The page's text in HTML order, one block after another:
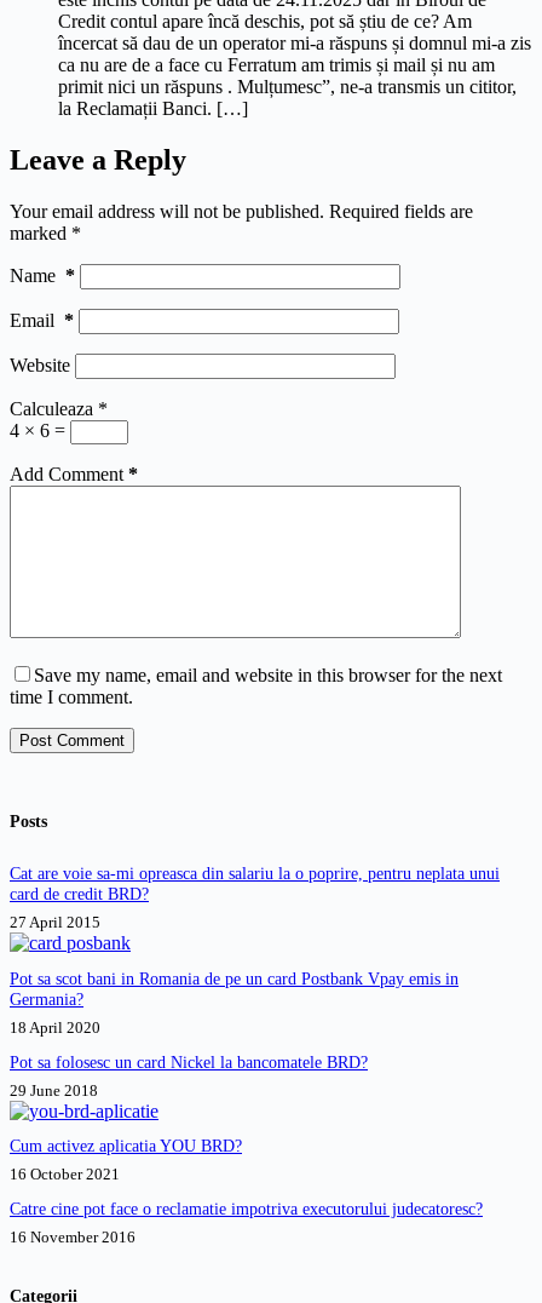
Credit contul apare încă deschis, pot să știu de ce? Am
încercat să dau de un operator mi-a răspuns și domnul mi-a zis
ca nu are de a face cu Ferratum am trimis și mail și nu am
primit nici un răspuns . Mulțumesc”, ne-a transmis un cititor,
la Reclamații Banci. […]
Leave a Reply
Your email address will not be published. Required fields are
marked *
Name *
Email *
Website
Calculeaza *
4 × 6 =
Add Comment *
Save my name, email and website in this browser for the next
time I comment.
Post Comment
Posts
Cat are voie sa-mi opreasca din salariu la o poprire, pentru neplata unui
card de credit BRD?
27 April 2015
Pot sa scot bani in Romania de pe un card Postbank Vpay emis in
Germania?
18 April 2020
Pot sa folosesc un card Nickel la bancomatele BRD?
29 June 2018
Cum activez aplicatia YOU BRD?
16 October 2021
Catre cine pot face o reclamatie impotriva executorului judecatoresc?
16 November 2016
Categorii